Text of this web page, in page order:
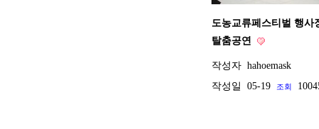
도농교류페스티벌 행사
탈춤공연
작성자 hahoemask
작성일
05-19 조회